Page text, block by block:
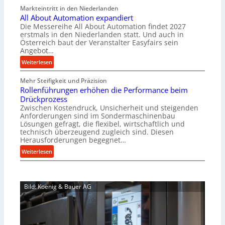
e
r
s
o
u
n
g
e
n
t
s
p
a
n
s
i
c
s
c
h
i
n
e
n
a
u
B
e
s
t
e
l
u
n
g
Markteintritt in den Niederlanden
All About Automation expandiert
Die Messereihe All About Automation findet 2027
erstmals in den Niederlanden statt. Und auch in
Österreich baut der Veranstalter Easyfairs sein
Angebot…
Weiterlesen:
A
l
l
A
b
o
u
t
A
u
m
a
Mehr Steifigkeit und Präzision
Rollenführungen erhöhen die Performance beim
Drückprozess
Zwischen Kostendruck, Unsicherheit und steigenden
Anforderungen sind im Sondermaschinenbau
Lösungen gefragt, die flexibel, wirtschaftlich und
technisch überzeugend zugleich sind. Diesen
Herausforderungen begegnet…
Weiterlesen:
R
l
l
e
Bild: Koenig & Bauer AG